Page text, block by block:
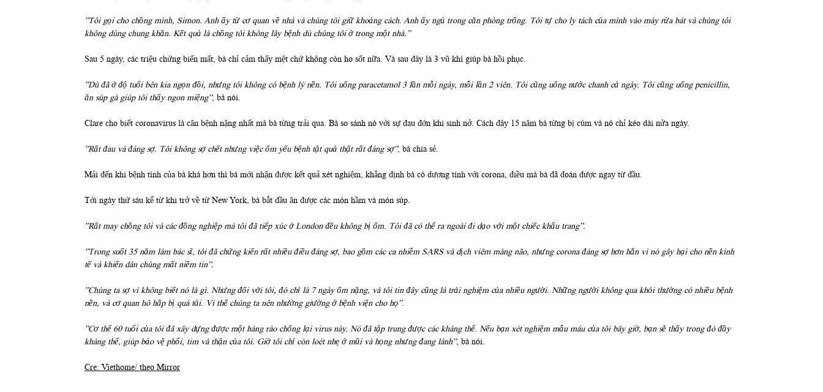
”Tôi gọi cho chồng mình, Simon. Anh ấy từ cơ quan về nhà và chúng tôi giữ khoảng cách. Anh ấy ngủ trong căn phòng trống. Tôi tự cho ly tách của mình vào máy rửa bát và chúng tôi
không dùng chung khăn. Kết quả là chồng tôi không lây bệnh dù chúng tôi ở trong một nhà.”
Sau 5 ngày, các triệu chứng biến mất, bà chỉ cảm thấy mệt chứ không còn ho sốt nữa. Và sau đây là 3 vũ khí giúp bà hồi phục.
”Dù đã ở độ tuổi bên kia ngọn đồi, nhưng tôi không có bệnh lý nền. Tôi uống paracetamol 3 lần mỗi ngày, mỗi lần 2 viên. Tôi cũng uống nước chanh cả ngày. Tôi cũng uống penicillin,
ăn súp gà giúp tôi thấy ngon miệng”, bà nói.
Clare cho biết coronavirus là căn bệnh nặng nhất mà bà từng trải qua. Bà so sánh nó với sự đau đớn khi sinh nở. Cách đây 15 năm bà từng bị cúm và nó chỉ kéo dài nửa ngày.
”Rất đau và đáng sợ. Tôi không sợ chết nhưng việc ốm yếu bệnh tật quả thật rất đáng sợ”, bà chia sẻ.
Mải đến khi bệnh tình của bà khá hơn thì bà mới nhận được kết quả xét nghiệm, khẳng định bà có dương tính với corona, điều mà bà đã đoán được ngay từ đầu.
Tới ngày thứ sáu kể từ khi trở về từ New York, bà bắt đầu ăn được các món hầm và món súp.
”Rất may chồng tôi và các đồng nghiệp mà tôi đã tiếp xúc ở London đều không bị ốm. Tôi đã có thể ra ngoài đi dạo với một chiếc khẩu trang”.
”Trong suốt 35 năm làm bác sĩ, tôi đã chứng kiến rất nhiều điều đáng sợ, bao gồm các ca nhiễm SARS và dịch viêm màng não, nhưng corona đáng sợ hơn hẳn vì nó gây hại cho nền kinh
tế và khiến dân chúng mất niềm tin”.
”Chúng ta sợ vì không biết nó là gì. Nhưng đối với tôi, đó chỉ là 7 ngày ốm nặng, và tôi tin đây cũng là trải nghiệm của nhiều người. Những người không qua khỏi thường có nhiều bệnh
nền, và cơ quan hô hấp bị quá tải. Vì thế chúng ta nên nhường giường ở bệnh viện cho họ”.
”Cơ thể 60 tuổi của tôi đã xây dựng được một hàng rào chống lại virus này. Nó đã tập trung được các kháng thể. Nếu bạn xét nghiệm mẫu máu của tôi bây giờ, bạn sẽ thấy trong đó đầy
kháng thể, giúp bảo vệ phổi, tim và thận của tôi. Giờ tôi chỉ còn loét nhẹ ở mũi và họng nhưng đang lành”, bà nói.
Cre: Viethome/ theo Mirror